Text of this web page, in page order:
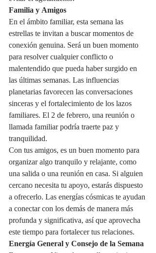
Familia y Amigos
En el ámbito familiar, esta semana las
estrellas te invitan a buscar momentos de
conexión genuina. Será un buen momento
para resolver cualquier conflicto o
malentendido que pueda haber surgido en
las últimas semanas. Las influencias
planetarias favorecen las conversaciones
sinceras y el fortalecimiento de los lazos
familiares. El 2 de febrero, una reunión o
llamada familiar podría traerte paz y
tranquilidad.
Con tus amigos, es un buen momento para
organizar algo tranquilo y relajante, como
una salida o una reunión en casa. Si alguien
cercano necesita tu apoyo, estarás dispuesto
a ofrecerlo. Las energías cósmicas te ayudan
a conectar con los demás de manera más
profunda y significativa, así que aprovecha
este tiempo para fortalecer tus relaciones.
Energía General y Consejo de la Semana